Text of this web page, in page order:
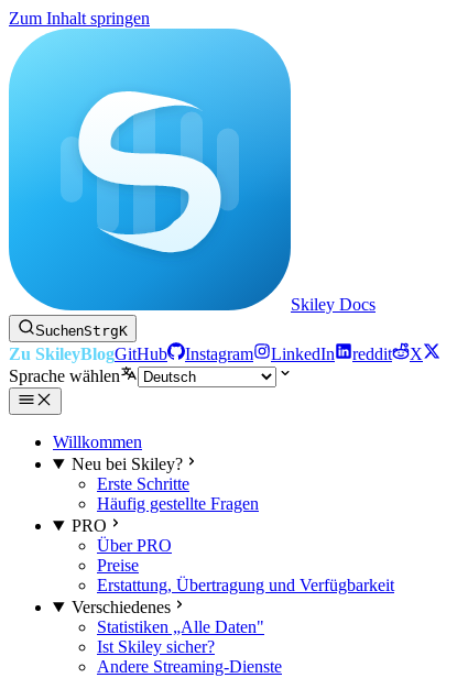
Zum Inhalt springen
Skiley Docs
SuchenStrgK
Zu SkileyBlogGitHub Instagram LinkedIn reddit
X
Sprache wählen
Willkommen
Neu bei Skiley?
Erste Schritte
Häufig gestellte Fragen
PRO
Über PRO
Preise
Erstattung, Übertragung und Verfügbarkeit
Verschiedenes
Statistiken „Alle Daten"
Ist Skiley sicher?
Andere Streaming-Dienste